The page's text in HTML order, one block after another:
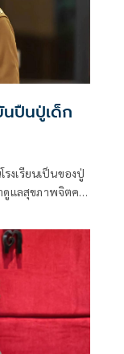
นปืนปู่เด็ก
งเรียนเป็นของปู่
แลสุขภาพจิตครู